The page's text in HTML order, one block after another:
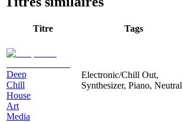
Titre Tags
Deep
Chill
House
Art
Media
Electronic/Chill Out,
Synthesizer, Piano, Neutral